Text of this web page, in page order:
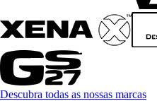
Descubra todas as nossas marcas